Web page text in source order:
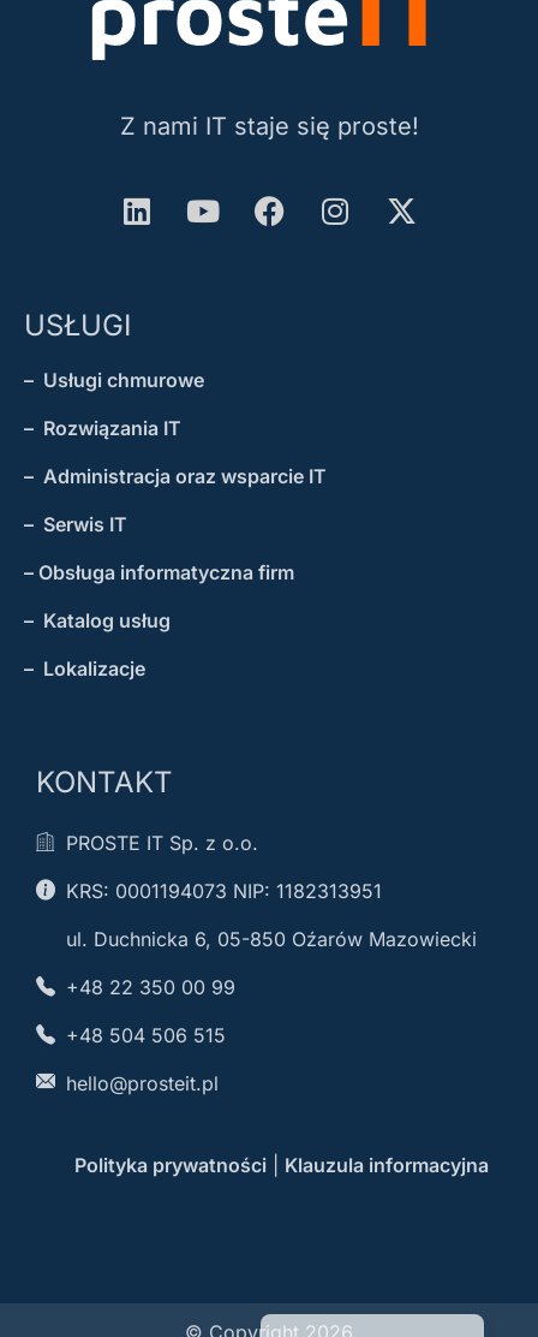
Z nami IT staje się proste!
USŁUGI
– Usługi chmurowe
– Rozwiązania IT
– Administracja oraz wsparcie IT
– Serwis IT
– Obsługa informatyczna firm
– Katalog usług
– Lokalizacje
KONTAKT
PROSTE IT Sp. z o.o.
KRS: 0001194073 NIP: 1182313951
ul. Duchnicka 6, 05-850 Oźarów Mazowiecki
+48 22 350 00 99
+48 504 506 515
hello@prosteit.pl
Polityka prywatności| Klauzula informacyjna
© Copyright 2026